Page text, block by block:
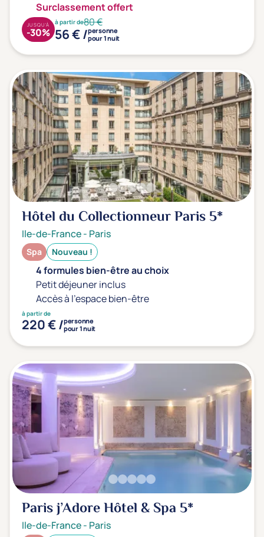
Surclassement offert
à partir de80 €
56 € /personne
pour 1 nuit
JUSQU'À
-30%
Hôtel du Collectionneur Paris5*
Ile-de-France- Paris
Spa Nouveau !
4 formules bien-être au choix
Petit déjeuner inclus
Accès à l'espace bien-être
à partir de
220 € /personne
pour 1 nuit
Paris j’Adore Hôtel & Spa 5*
Ile-de-France- Paris